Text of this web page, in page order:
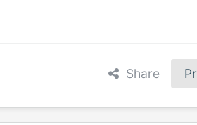
Share